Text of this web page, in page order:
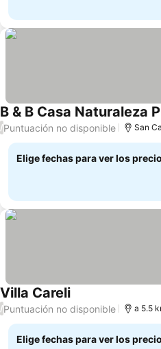
B & B Casa Naturaleza
/Puntuación no disponible San
Elige fechas para ver los
Villa Careli
/Puntuación no disponible a 5.5
Elige fechas para ver los